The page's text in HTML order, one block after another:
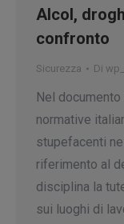
Alcol,
confronto
Sicurezza Di
Nel
normative
stupefacenti
riferimento al
disciplina la
sui luoghi di